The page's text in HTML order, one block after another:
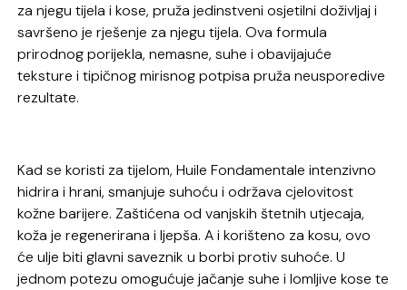
za njegu tijela i kose, pruža jedinstveni osjetilni doživljaj i
savršeno je rješenje za njegu tijela. Ova formula
prirodnog porijekla, nemasne, suhe i obavijajuće
teksture i tipičnog mirisnog potpisa pruža neusporedive
rezultate.
Kad se koristi za tijelom, Huile Fondamentale intenzivno
hidrira i hrani, smanjuje suhoću i održava cjelovitost
kožne barijere. Zaštićena od vanjskih štetnih utjecaja,
koža je regenerirana i ljepša. A i korišteno za kosu, ovo
će ulje biti glavni saveznik u borbi protiv suhoće. U
jednom potezu omogućuje jačanje suhe i lomljive kose te